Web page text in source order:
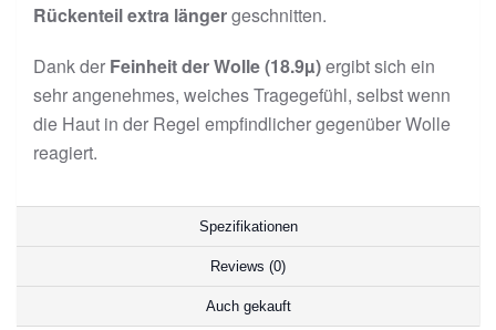
Rückenteil extra längergeschnitten.
Dank der Feinheit der Wolle (18.9µ)ergibt sich ein
sehr angenehmes, weiches Tragegefühl, selbst wenn
die Haut in der Regel empfindlicher gegenüber Wolle
reagiert.
Spezifikationen
Reviews (0)
Auch gekauft